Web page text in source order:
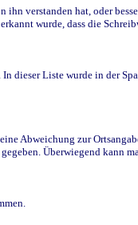
verstanden hat, oder
wurde, dass die
Liste wurde in der
Abweichung zur
Überwiegend kann